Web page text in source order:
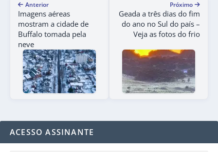
Anterior
Imagens aéreas
mostram a cidade de
Buffalo tomada pela
neve
Próximo
Geada a três dias do fim
do ano no Sul do país –
Veja as fotos do frio
ACESSO ASSINANTE